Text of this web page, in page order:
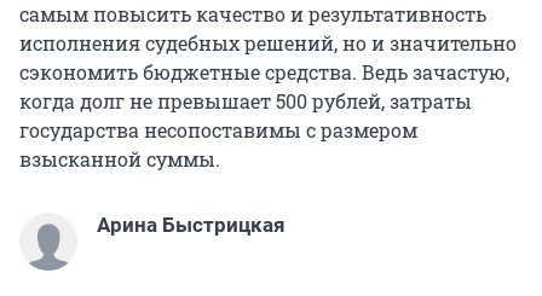
самым повысить качество и результативность
исполнения судебных решений, но и значительно
сэкономить бюджетные средства. Ведь зачастую,
когда долг не превышает 500 рублей, затраты
государства несопоставимы с размером
взысканной суммы.
Арина Быстрицкая